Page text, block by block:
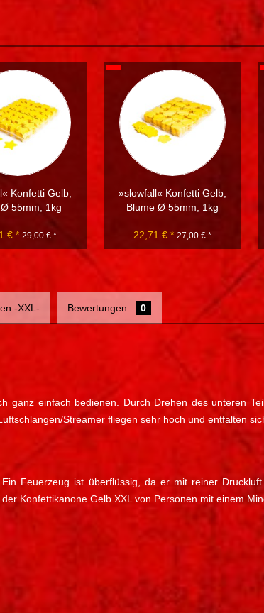
Konfetti Gelb,
55mm, 1kg
€ * 29,00 € *
»slowfall« Konfetti Gelb,
Blume Ø 55mm, 1kg
22,71 € * 27,00 € *
-XXL- Bewertungen 0
ganz einfach bedienen. Durch Drehen des unteren
Streamer fliegen sehr hoch und entfalten
Feuerzeug ist überflüssig, da er mit reiner
Konfettikanone Gelb XXL von Personen mit einem